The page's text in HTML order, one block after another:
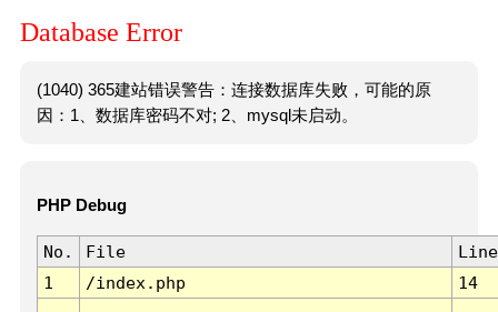
Database Error
(1040) 365建站错误警告：连接数据库失败，可能的原
因：1、数据库密码不对; 2、mysql未启动。
PHP Debug
No. File
Line
1
/index.php 14